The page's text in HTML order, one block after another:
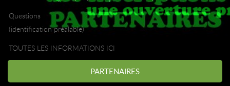
Questions
(identification préalable)
TOUTES LES INFORMATIONS ICI
PARTENAIRES